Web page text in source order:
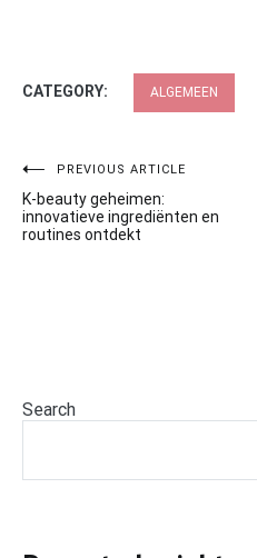
CATEGORY: ALGEMEEN
Post
navigation
PREVIOUS ARTICLE
K-beauty geheimen:
innovatieve ingrediënten en
routines ontdekt
Search